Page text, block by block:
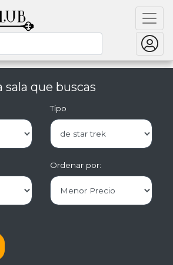
sala que buscas
Tipo
Ordenar por: